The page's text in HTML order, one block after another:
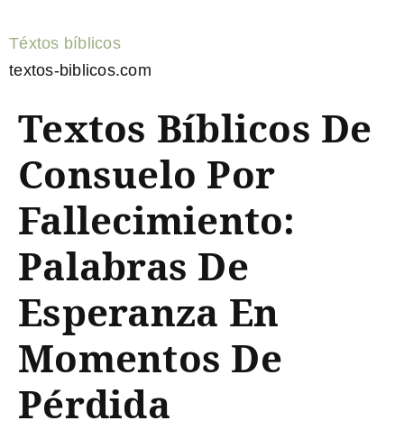
Téxtos bíblicos
textos-biblicos.com
Textos Bíblicos De
Consuelo Por
Fallecimiento:
Palabras De
Esperanza En
Momentos De
Pérdida